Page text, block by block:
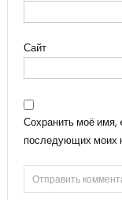
Сайт
Сохранить моё имя,
последующих моих